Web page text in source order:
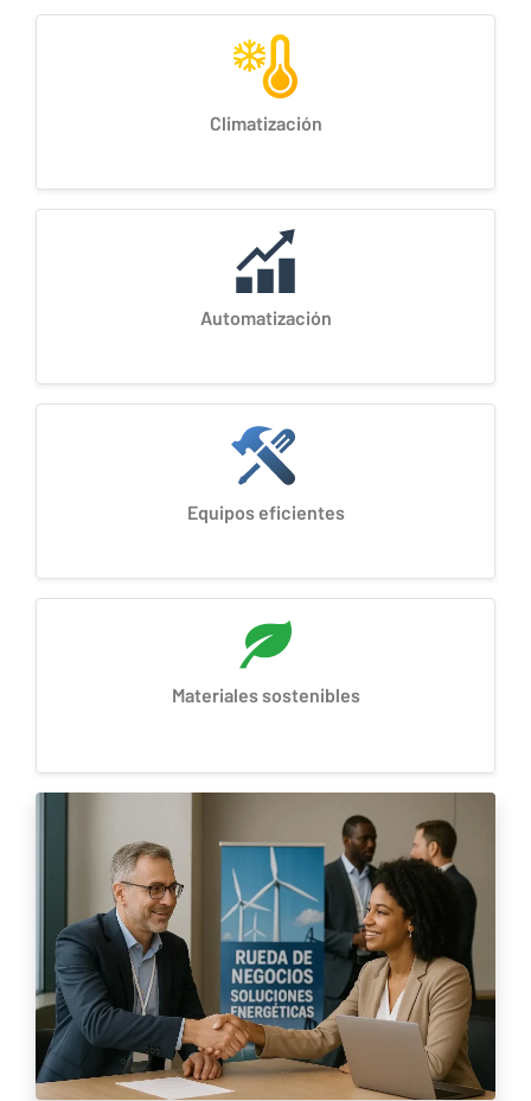
Climatización
Automatización
️
Equipos eficientes
Materiales sostenibles